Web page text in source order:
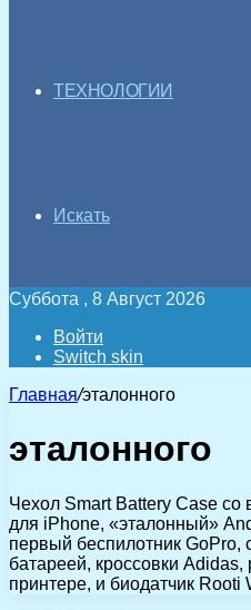
ТЕХНОЛОГИИ
Искать
Суббота , 8 Август 2026
Войти
Switch skin
Главная/эталонного
эталонного
Чехол Smart Battery Case со
для iPhone, «эталонный»
первый беспилотник
батареей, кроссовки
принтере, и биодатчик Rooti